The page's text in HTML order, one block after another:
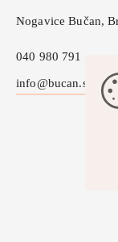
Nogavice Bučan,
040 980 791
info@bucan.si